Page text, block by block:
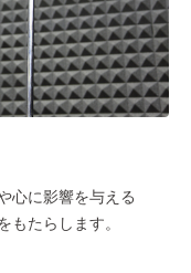
心に影響を与える
もたらします。